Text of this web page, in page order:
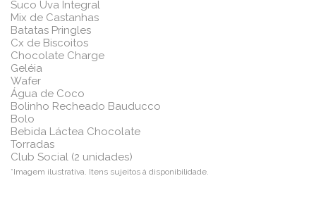
Suco Uva Integral
Mix de Castanhas
Batatas Pringles
Cx de Biscoitos
Chocolate Charge
Geléia
Wafer
Água de Coco
Bolinho Recheado Bauducco
Bolo
Bebida Láctea Chocolate
Torradas
Club Social (2 unidades)
*Imagem ilustrativa. Itens sujeitos à disponibilidade.